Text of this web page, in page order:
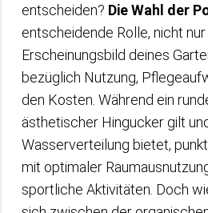
entscheiden? Die Wahl der
entscheidende Rolle, nicht
Erscheinungsbild deines
bezüglich Nutzung,
den Kosten. Während ein
ästhetischer Hingucker gilt
Wasserverteilung bietet,
mit optimaler
sportliche Aktivitäten. Doch